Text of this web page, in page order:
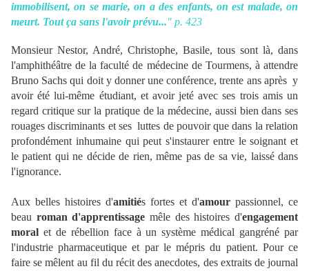
immobilisent, on se marie, on a des enfants, on est malade, on
meurt. Tout ça sans l'avoir prévu..." p. 423
Monsieur Nestor, André, Christophe, Basile, tous sont là, dans
l'amphithéâtre de la faculté de médecine de Tourmens, à attendre
Bruno Sachs qui doit y donner une conférence, trente ans après y
avoir été lui-même étudiant, et avoir jeté avec ses trois amis un
regard critique sur la pratique de la médecine, aussi bien dans ses
rouages discriminants et ses luttes de pouvoir que dans la relation
profondément inhumaine qui peut s'instaurer entre le soignant et
le patient qui ne décide de rien, même pas de sa vie, laissé dans
l'ignorance.
Aux belles histoires d'amitiés fortes et d'amour passionnel, ce
beau roman d'apprentissage mêle des histoires d'engagement
moral et de rébellion face à un système médical gangréné par
l'industrie pharmaceutique et par le mépris du patient. Pour ce
faire se mêlent au fil du récit des anecdotes, des extraits de journal